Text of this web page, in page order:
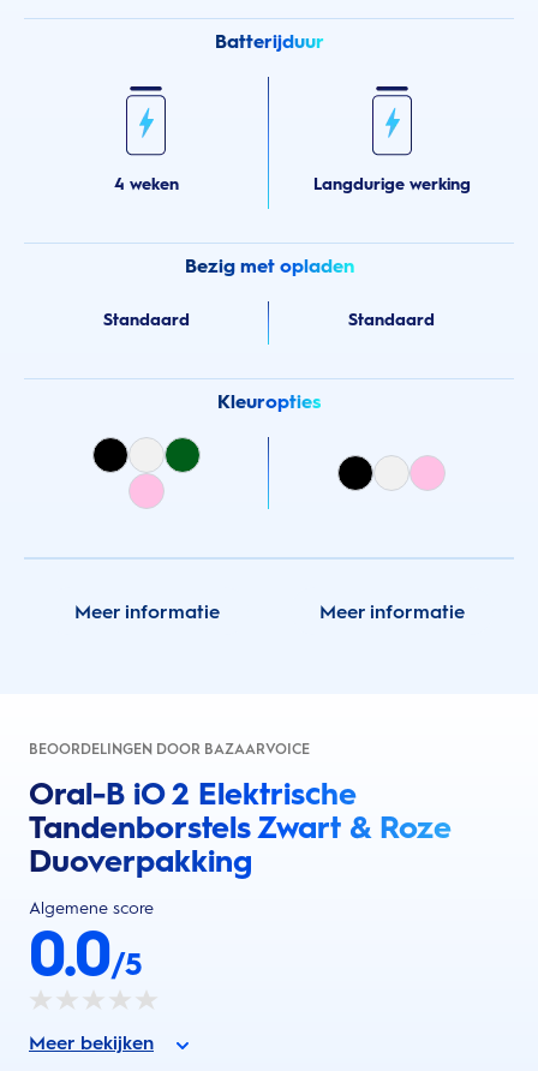
Batterijduur
4 weken Langdurige werking
Bezig met opladen
Standaard Standaard
Kleuropties
Meer informatie Meer informatie
BEOORDELINGEN DOOR BAZAARVOICE
Oral-B iO 2 Elektrische
Tandenborstels Zwart & Roze
Duoverpakking
Algemene score
0.0/5
Meer bekijken